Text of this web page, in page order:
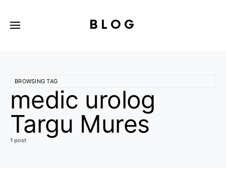
BLOG
BROWSING TAG
medic urolog
Targu Mures
1 post